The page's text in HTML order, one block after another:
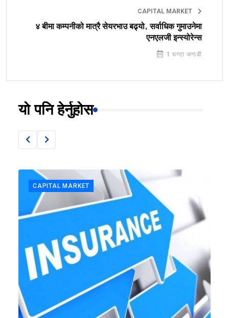
CAPITAL MARKET
४ बीमा कम्पनीको मात्रै सेयरभाउ बढ्यो, सर्वाधिक गुमाउनेमा
एनएलजी इन्स्योरेन्स
1 घण्टा अगाडी
यो पनि हेर्नुहोस
CAPITAL MARKET